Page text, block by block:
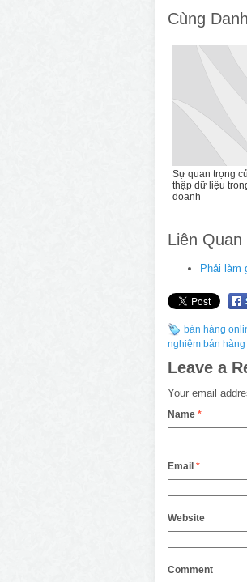
Cùng
Sự quan trọng
thập dữ liệu
doanh
Liên Quan
Phải làm
bán hàng
nghiệm bán
Leave a
Your email
Name *
Email *
Website
Comment